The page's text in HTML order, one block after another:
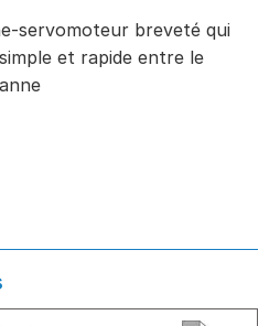
servomoteur breveté qui
et rapide entre le